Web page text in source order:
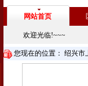
网站首页
欢迎光临!~~~
您现在的位置： 绍兴市